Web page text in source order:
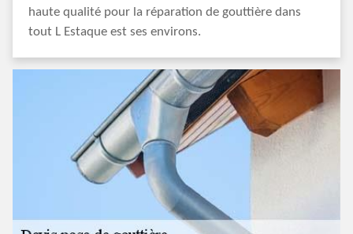
haute qualité pour la réparation de gouttière dans
tout L Estaque est ses environs.